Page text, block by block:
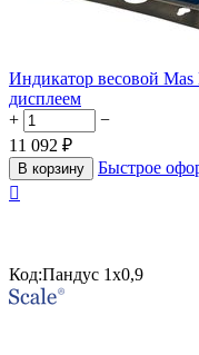
Индикатор весовой
дисплеем
+
−
11 092 ₽
В корзину
Быстрое

Код:Пандус 1х0,9